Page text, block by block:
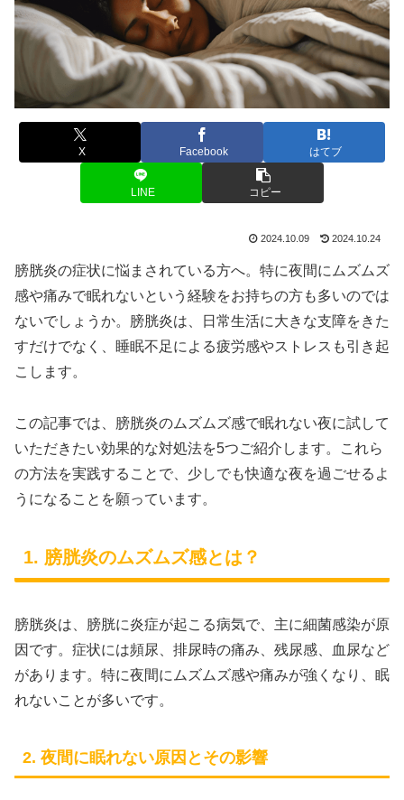
X Facebook はてブ
LINE コピー
2024.10.09 2024.10.24
膀胱炎の症状に悩まされている方へ。特に夜間にムズムズ
感や痛みで眠れないという経験をお持ちの方も多いのでは
ないでしょうか。膀胱炎は、日常生活に大きな支障をきた
すだけでなく、睡眠不足による疲労感やストレスも引き起
こします。
この記事では、膀胱炎のムズムズ感で眠れない夜に試して
いただきたい効果的な対処法を5つご紹介します。これら
の方法を実践することで、少しでも快適な夜を過ごせるよ
うになることを願っています。
1. 膀胱炎のムズムズ感とは？
膀胱炎は、膀胱に炎症が起こる病気で、主に細菌感染が原
因です。症状には頻尿、排尿時の痛み、残尿感、血尿など
があります。特に夜間にムズムズ感や痛みが強くなり、眠
れないことが多いです。
2. 夜間に眠れない原因とその影響